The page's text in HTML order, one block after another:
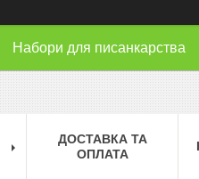
Набори для писанкарства
ДОСТАВКА ТА
ОПЛАТА